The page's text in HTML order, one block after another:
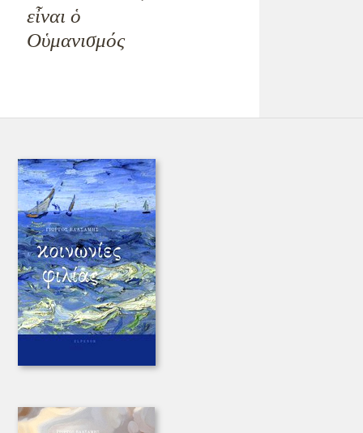
εἶναι ὁ
Οὑμανισμός